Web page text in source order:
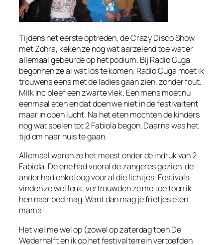
Tijdens het eerste optreden, de Crazy Disco Show
met Zohra, keken ze nog wat aarzelend toe wat er
allemaal gebeurde op het podium. Bij Radio Guga
begonnen ze al wat los te komen. Radio Guga moet ik
trouwens eens met de ladies gaan zien, zonder fout.
Milk Inc bleef een zwarte vlek. Een mens moet nu
eenmaal eten en dat doen we niet in de festivaltent
maar in open lucht. Na het eten mochten de kinders
nog wat spelen tot 2 Fabiola begon. Daarna was het
tijd om naar huis te gaan.
Allemaal waren ze het meest onder de indruk van 2
Fabiola. De ene had vooral de zangeres gezien, de
ander had enkel oog voor al die lichtjes. Festivals
vinden ze wel leuk, vertrouwden ze me toe toen ik
hen naar bed mag. Want dan mag je frietjes eten
mama!
Het viel me wel op (zowel op zaterdag toen De
Wederhelft en ik op het festivalterrein vertoefden